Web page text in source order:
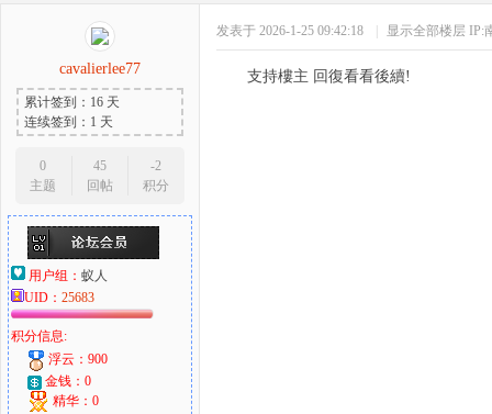
cavalierlee77
累计签到：16 天
连续签到：1 天
0
主题
45
回帖
-2
积分
用户组： 蚁人
UID： 25683
积分信息:
浮云：900
金钱：0
精华：0
发表于 2026-1-25 09:42:18 显示全部楼层 IP:
支持樓主 回復看看後續!